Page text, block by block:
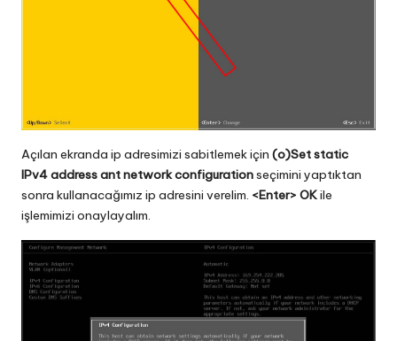
Açılan ekranda ip adresimizi sabitlemek için (o)Set static
IPv4 address ant network configurationseçimini yaptıktan
sonra kullanacağımız ip adresini verelim. <Enter> OKile
işlemimizi onaylayalım.